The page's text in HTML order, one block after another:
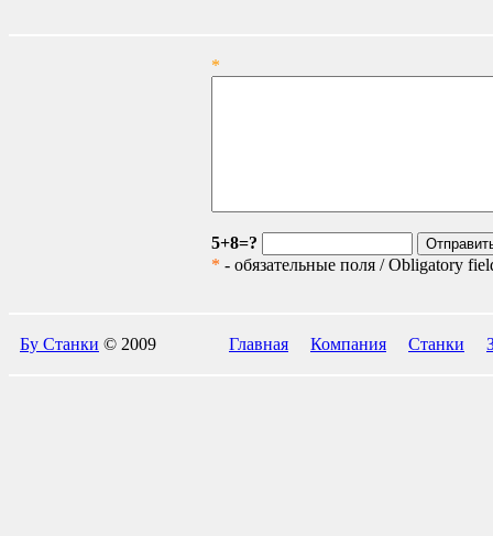
*
5+8=?
* - обязательные поля / Obligatory
Бу Станки © 2009 Главная Компания Станки